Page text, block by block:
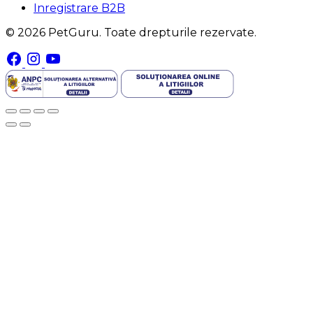
Inregistrare B2B
© 2026 PetGuru. Toate drepturile rezervate.